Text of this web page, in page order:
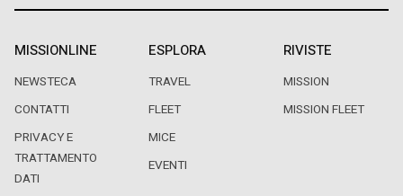
MISSIONLINE
NEWSTECA
CONTATTI
PRIVACY E
TRATTAMENTO
DATI
ESPLORA
TRAVEL
FLEET
MICE
EVENTI
RIVISTE
MISSION
MISSION FLEET